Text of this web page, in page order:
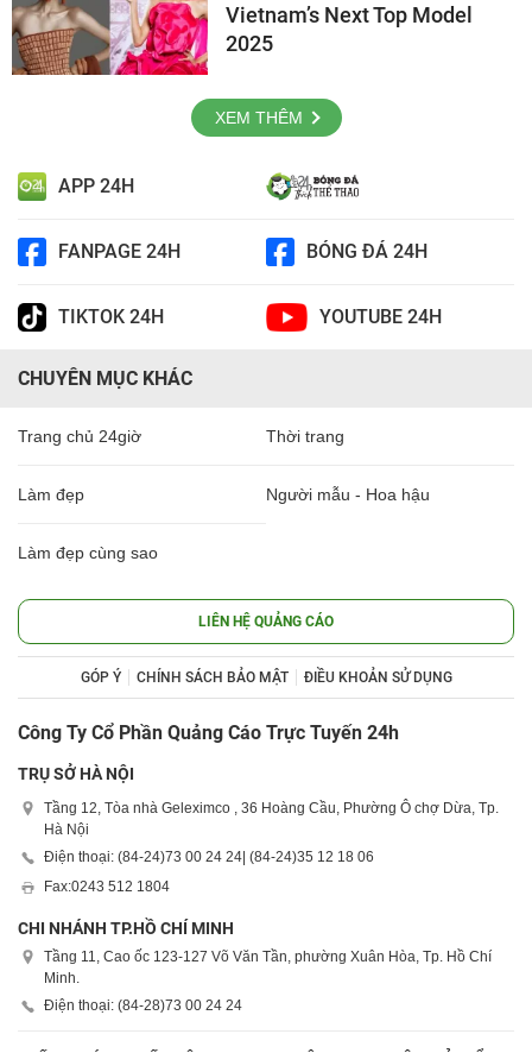
Vietnam’s Next Top Model
2025
XEM THÊM
APP 24H
FANPAGE 24H BÓNG ĐÁ 24H
TIKTOK 24H YOUTUBE 24H
CHUYÊN MỤC KHÁC
Trang chủ 24giờ Thời trang
Làm đẹp Người mẫu - Hoa hậu
Làm đẹp cùng sao
LIÊN HỆ QUẢNG CÁO
GÓP Ý CHÍNH SÁCH BẢO MẬT ĐIỀU KHOẢN SỬ DỤNG
Công Ty Cổ Phần Quảng Cáo Trực Tuyến 24h
TRỤ SỞ HÀ NỘI
Tầng 12, Tòa nhà Geleximco , 36 Hoàng Cầu, Phường Ô chợ Dừa, Tp.
Hà Nội
Điện thoại: (84-24)73 00 24 24| (84-24)35 12 18 06
Fax:0243 512 1804
CHI NHÁNH TP.HỒ CHÍ MINH
Tầng 11, Cao ốc 123-127 Võ Văn Tần, phường Xuân Hòa, Tp. Hồ Chí
Minh.
Điện thoại: (84-28)73 00 24 24